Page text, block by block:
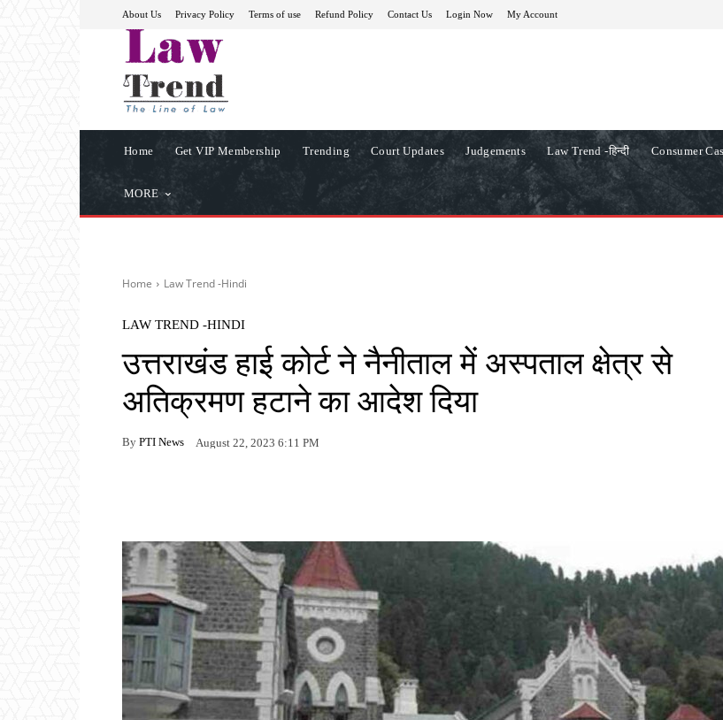
About Us Privacy Policy Terms of use Refund Policy Contact Us Login Now My Account
Home Get VIP Membership Trending Court Updates Judgements Law Trend -हिन्दी Consumer
MORE
Home Law Trend -Hindi
LAW TREND -HINDI
उत्तराखंड हाई कोर्ट ने नैनीताल में अस्पताल क्षेत्र से
अतिक्रमण हटाने का आदेश दिया
By PTI News August 22, 2023 6:11 PM